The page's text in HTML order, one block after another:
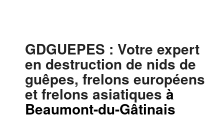
GDGUEPES : Votre expert
en destruction de nids de
guêpes, frelons européens
et frelons asiatiquesà
Beaumont-du-Gâtinais